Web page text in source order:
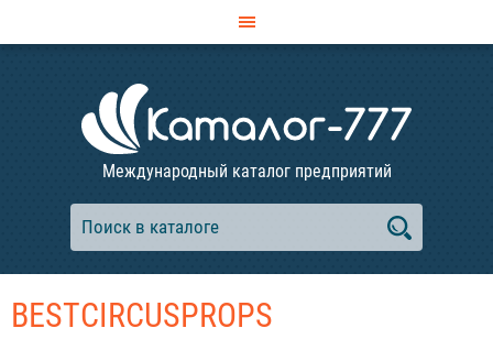
Международный каталог предприятий
BESTCIRCUSPROPS